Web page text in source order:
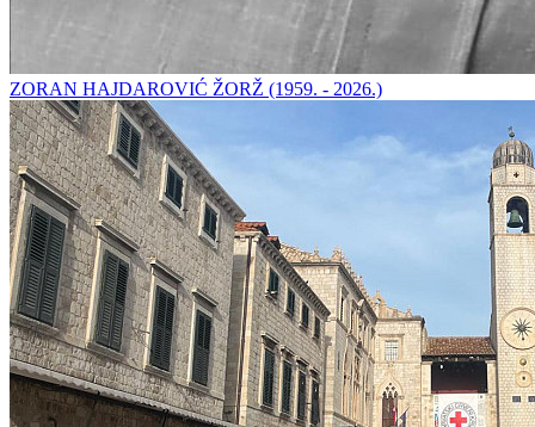
ZORAN HAJDAROVIĆ ŽORŽ (1959. - 2026.)